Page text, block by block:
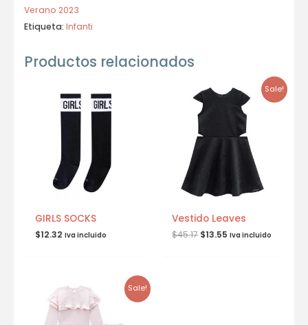
Verano 2023
Etiqueta: Infanti
Productos relacionados
GIRLS SOCKS
$12.32 Iva incluido
Sale!
Vestido Leaves
$45.17 $13.55 Iva incluido
Sale!